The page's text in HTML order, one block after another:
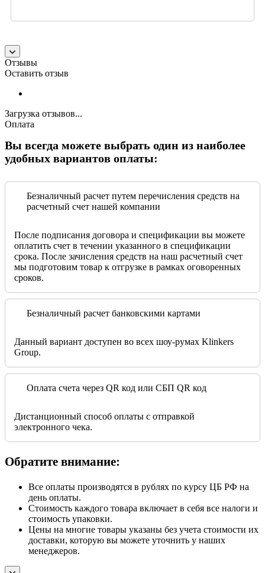
Отзывы
Оставить отзыв
Загрузка отзывов...
Оплата
Вы всегда можете выбрать один из наиболее
удобных вариантов оплаты:
Безналичный расчет путем перечисления средств на
расчетный счет нашей компании
После подписания договора и спецификации вы можете
оплатить счет в течении указанного в спецификации
срока. После зачисления средств на наш расчетный счет
мы подготовим товар к отгрузке в рамках оговоренных
сроков.
Безналичный расчет банковскими картами
Данный вариант доступен во всех шоу-румах Klinkers
Group.
Оплата счета через QR код или СБП QR код
Дистанционный способ оплаты с отправкой
электронного чека.
Обратите внимание:
Все оплаты производятся в рублях по курсу ЦБ РФ на
день оплаты.
Стоимость каждого товара включает в себя все налоги и
стоимость упаковки.
Цены на многие товары указаны без учета стоимости их
доставки, которую вы можете уточнить у наших
менеджеров.